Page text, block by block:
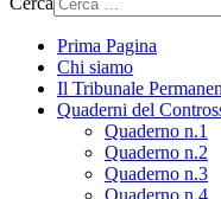
Prima Pagina
Chi siamo
Il Tribunale
Quaderni del
Quaderno n.1
Quaderno n.2
Quaderno n.3
Quaderno n.4